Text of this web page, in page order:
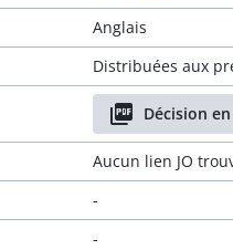
Anglais
Distribuées aux
Décision
Aucun lien JO
-
-